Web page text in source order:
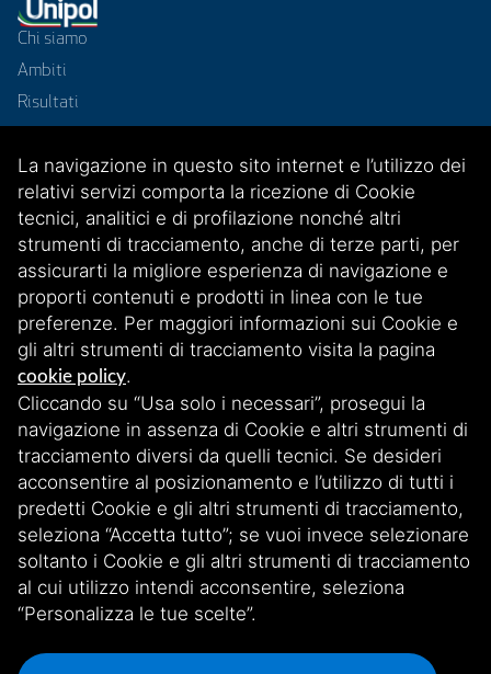
Chi siamo
Ambiti
Risultati
News
Contatti
Reti
Iscriviti alla nostra newsletter
Scopri le nostre storie, iniziative e aggiornamenti esclusivi. Rimani
connesso iscrivendoti!
ISCRIVITI ALLA NEWSLETTER
La navigazione in questo sito internet e l’utilizzo dei
relativi servizi comporta la ricezione di Cookie
tecnici, analitici e di profilazione nonché altri
strumenti di tracciamento, anche di terze parti, per
assicurarti la migliore esperienza di navigazione e
proporti contenuti e prodotti in linea con le tue
preferenze. Per maggiori informazioni sui Cookie e
gli altri strumenti di tracciamento visita la pagina
cookie policy.
Cliccando su “Usa solo i necessari”, prosegui la
navigazione in assenza di Cookie e altri strumenti di
tracciamento diversi da quelli tecnici. Se desideri
acconsentire al posizionamento e l’utilizzo di tutti i
predetti Cookie e gli altri strumenti di tracciamento,
seleziona “Accetta tutto”; se vuoi invece selezionare
soltanto i Cookie e gli altri strumenti di tracciamento
al cui utilizzo intendi acconsentire, seleziona
“Personalizza le tue scelte”.